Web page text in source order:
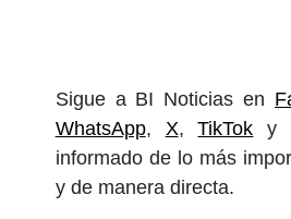
Sigue a BI Noticias en
WhatsApp, X,TikTok y
informado de lo más
y de manera directa.